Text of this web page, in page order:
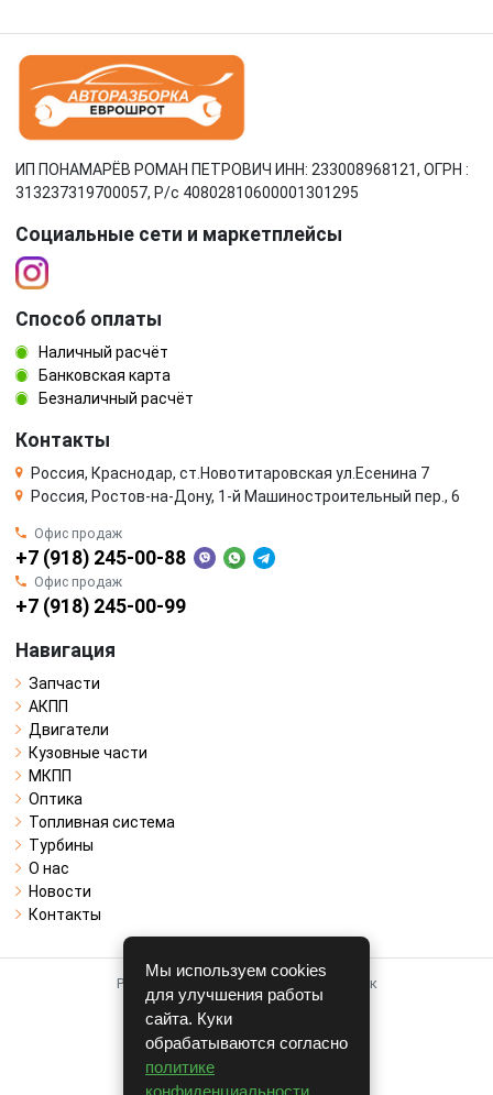
ИП ПОНАМАРЁВ РОМАН ПЕТРОВИЧ ИНН: 233008968121, ОГРН :
313237319700057, Р/c 40802810600001301295
Социальные сети и маркетплейсы
Способ оплаты
Наличный расчёт
Банковская карта
Безналичный расчёт
Контакты
Россия, Краснодар, ст.Новотитаровская ул.Есенина 7
Россия, Ростов-на-Дону, 1-й Машиностроительный пер., 6
Офис продаж
+7 (918) 245-00-88
Офис продаж
+7 (918) 245-00-99
Навигация
Запчасти
АКПП
Двигатели
Кузовные части
МКПП
Оптика
Топливная система
Турбины
О нас
Новости
Контакты
Работает на системе для авторазборок
CARRO.БИЗНЕС
Полная версия
© COPYRIGHT 2026 г.
Мы используем cookies
для улучшения работы
сайта. Куки
обрабатываются согласно
политике
конфиденциальности